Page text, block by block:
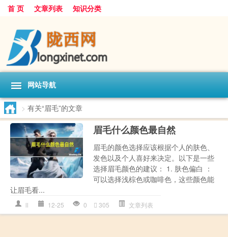
首 页 文章列表 知识分类
网站导航
> 有关“眉毛”的文章
眉毛什么颜色最自然
眉毛的颜色选择应该根据个人的肤色、
发色以及个人喜好来决定。以下是一些
选择眉毛颜色的建议： 1. 肤色偏白 ：
可以选择浅棕色或咖啡色，这些颜色能
让眉毛看...
ll 12-25 0 305 文章列表